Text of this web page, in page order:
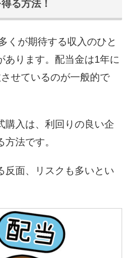
る方法！
くが期待する収入のひと
あります。配当金は1年に
せているのが一般的で
購入は、利回りの良い企
法です。
反面、リスクも多いとい